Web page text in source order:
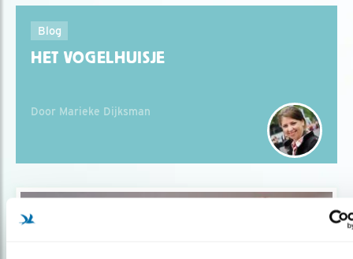
Blog
HET VOGELHUISJE
Door Marieke Dijksman